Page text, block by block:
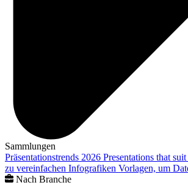
Sammlungen
Präsentationstrends 2026 Presentations that
zu vereinfachen Infografiken Vorlagen, um
Nach Branche